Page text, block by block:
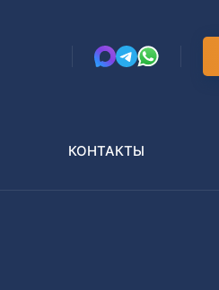
КОНТАКТЫ